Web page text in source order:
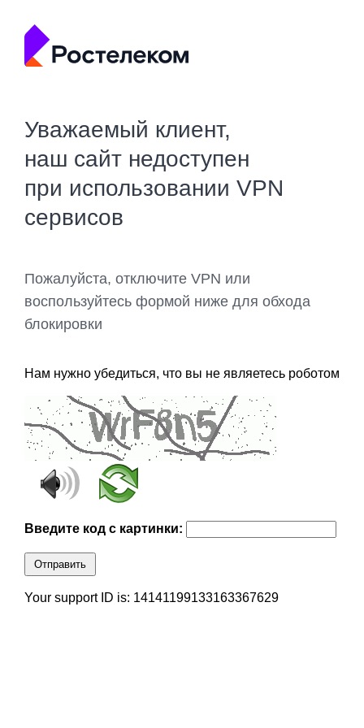
Уважаемый клиент,
наш сайт недоступен
при использовании VPN
сервисов
Пожалуйста, отключите VPN или
воспользуйтесь формой ниже для обхода
блокировки
Нам нужно убедиться, что вы не являетесь роботом
Введите код с картинки:
Отправить
Your support ID is: 14141199133163367629